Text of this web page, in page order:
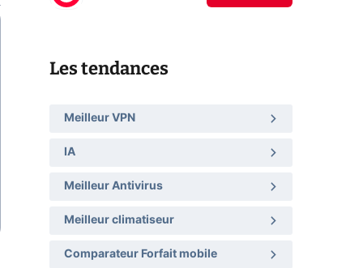
Les tendances
Meilleur VPN
IA
Meilleur Antivirus
Meilleur climatiseur
Comparateur Forfait mobile